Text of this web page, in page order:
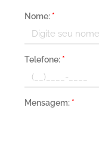
Nome: *
Telefone: *
Mensagem: *